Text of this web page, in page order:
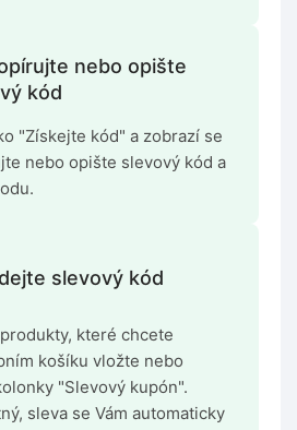
nebo opište
kód
"Získejte kód" a zobrazí se
nebo opište slevový kód a
slevový kód
které chcete
košíku vložte nebo
"Slevový kupón".
sleva se Vám automaticky